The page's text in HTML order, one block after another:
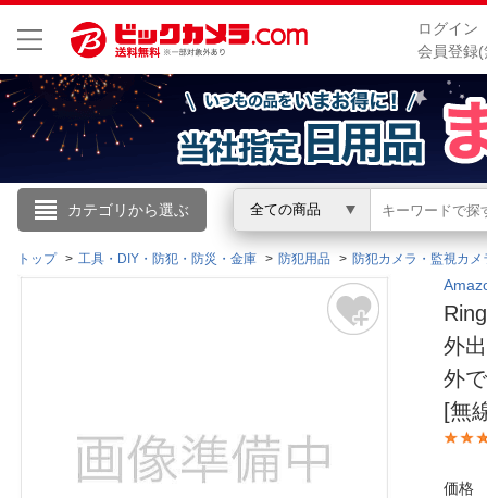
ログイン
会員登録
カテゴリから選ぶ 全ての商品
こんにちは
ログイン
閲覧履歴
トップ 工具・DIY・防犯・防災・金庫 防犯用品 防犯カメラ・監視カメ
外
外
[無
価格